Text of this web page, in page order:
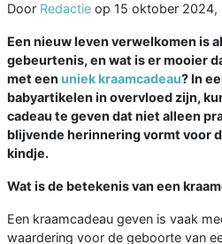
Door Redactie op 15 oktober 2024,
Een nieuw leven verwelkomen is
gebeurtenis, en wat is er mooier
met een uniek kraamcadeau? In
babyartikelen in overvloed zijn,
cadeau te geven dat niet alleen
blijvende herinnering vormt voor
kindje.
Wat is de betekenis van een
Een kraamcadeau geven is vaak
waardering voor de geboorte van